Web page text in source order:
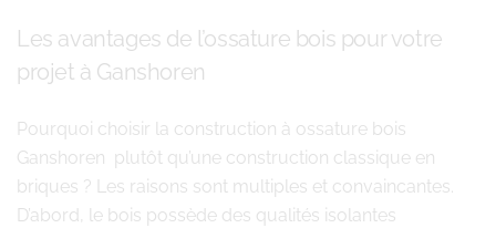
Les avantages de l’ossature bois pour votre
projet à Ganshoren
Pourquoi choisir la construction à ossature bois
Ganshoren plutôt qu’une construction classique en
briques ? Les raisons sont multiples et convaincantes.
D’abord, le bois possède des qualités isolantes